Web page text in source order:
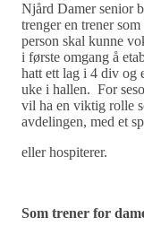
Njård Damer senior
trenger en trener
person skal kunne
i første omgang å
hatt ett lag i 4 div og
uke i hallen. For
vil ha en viktig rolle
avdelingen, med et
eller hospiterer.
Som trener for